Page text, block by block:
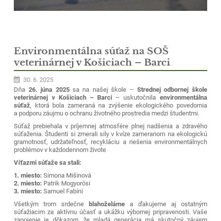
Environmentálna súťaž na SOŠ
veterinárnej v Košiciach – Barci
30. 6. 2025
Dňa 26. júna 2025sa na našej škole – Strednej odbornej škole
veterinárnej v Košiciach – Barci – uskutočnila environmentálna
súťaž, ktorá bola zameraná na zvýšenie ekologického povedomia
a podporu záujmu o ochranu životného prostredia medzi študentmi.
Súťaž prebiehala v príjemnej atmosfére plnej nadšenia a zdravého
súťaženia. Študenti si zmerali sily v kvíze zameranom na ekologickú
gramotnosť, udržateľnosť, recykláciu a riešenia environmentálnych
problémov v každodennom živote
Víťazmi súťaže sa stali:
1. miesto: Simona Mišinová
2. miesto: Patrik Mogyorósi
3. miesto: Samuel Fabíni
Všetkým trom srdečne
blahoželáme a ďakujeme aj ostatným
súťažiacim za aktívnu účasť a ukážku výbornej pripravenosti. Vaše